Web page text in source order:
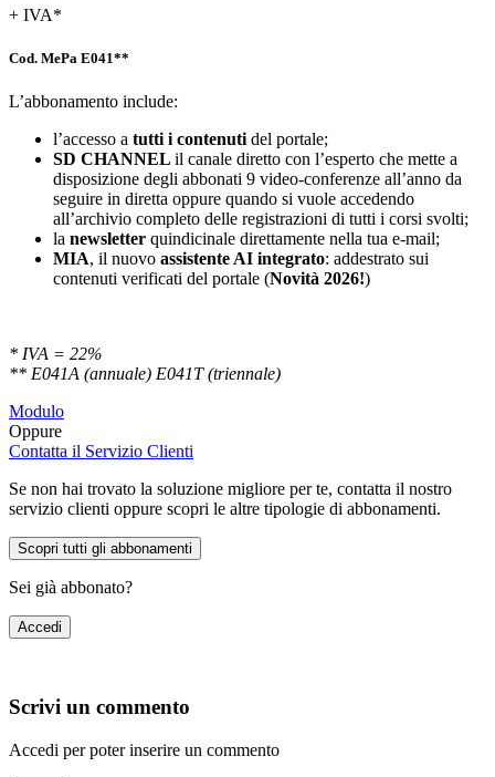
+ IVA*
Cod. MePa E041**
L’abbonamento include:
l’accesso a tutti i contenutidel portale;
SD CHANNEL il canale diretto con l’esperto che mette a
disposizione degli abbonati 9 video-conferenze all’anno da
seguire in diretta oppure quando si vuole accedendo
all’archivio completo delle registrazioni di tutti i corsi svolti;
la newsletter quindicinale direttamente nella tua e-mail;
MIA, il nuovo assistente AI integrato: addestrato sui
contenuti verificati del portale (Novità 2026!)
* IVA = 22%
** E041A (annuale) E041T (triennale)
Modulo
Oppure
Contatta il Servizio Clienti
Se non hai trovato la soluzione migliore per te, contatta il nostro
servizio clienti oppure scopri le altre tipologie di abbonamenti.
Scopri tutti gli abbonamenti
Sei già abbonato?
Accedi
Scrivi un commento
Accedi per poter inserire un commento